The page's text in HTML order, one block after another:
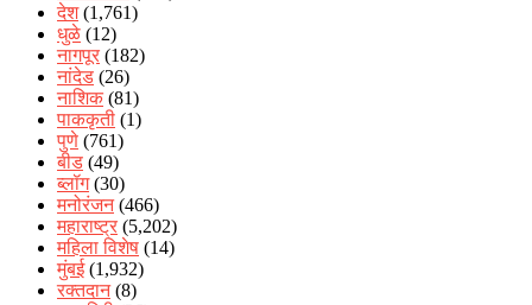
देश(1,761)
धुळे (12)
नागपूर (182)
नांदेड (26)
नाशिक (81)
पाककृती (1)
पुणे (761)
बीड (49)
ब्लॉग(30)
मनोरंजन(466)
महाराष्ट्र (5,202)
महिला विशेष (14)
मुंबई(1,932)
रक्‍तदान(8)